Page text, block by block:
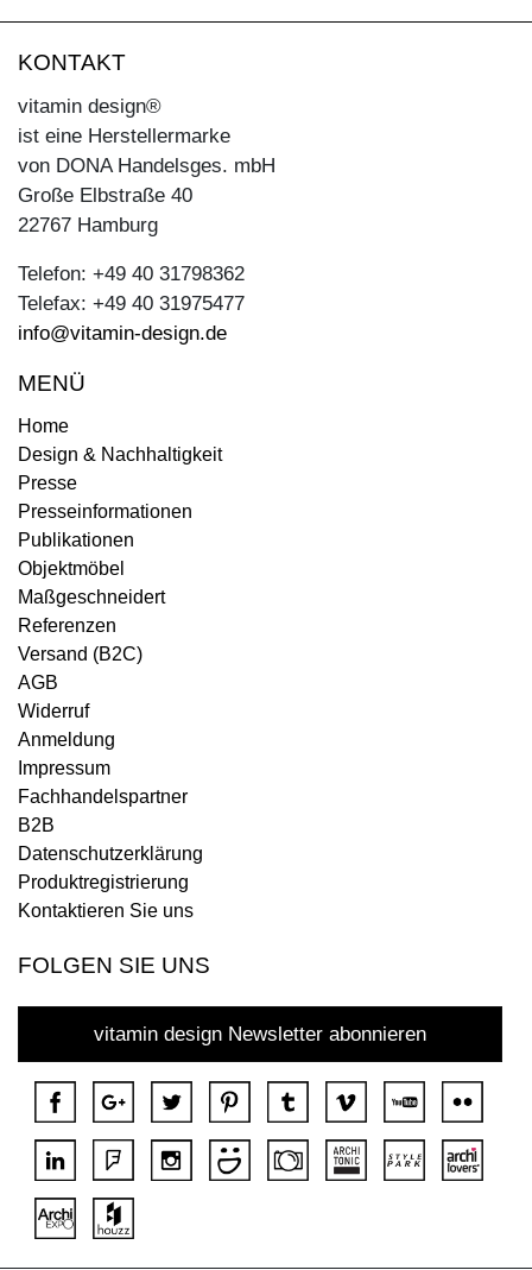
KONTAKT
vitamin design®
ist eine Herstellermarke
von DONA Handelsges. mbH
Große Elbstraße 40
22767 Hamburg
Telefon: +49 40 31798362
Telefax: +49 40 31975477
info@vitamin-design.de
MENÜ
Home
Design & Nachhaltigkeit
Presse
Presseinformationen
Publikationen
Objektmöbel
Maßgeschneidert
Referenzen
Versand (B2C)
AGB
Widerruf
Anmeldung
Impressum
Fachhandelspartner
B2B
Datenschutzerklärung
Produktregistrierung
Kontaktieren Sie uns
FOLGEN SIE UNS
vitamin design Newsletter abonnieren